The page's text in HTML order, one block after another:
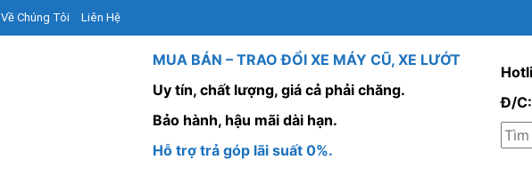
Về Chúng Tôi Liên Hệ
MUA BÁN – TRAO ĐỔI XE MÁY CŨ, XE LƯỚT
Uy tín, chất lượng, giá cả phải chăng.
Bảo hành, hậu mãi dài hạn.
Hỗ trợ trả góp lãi suất 0%.
Đ/C: